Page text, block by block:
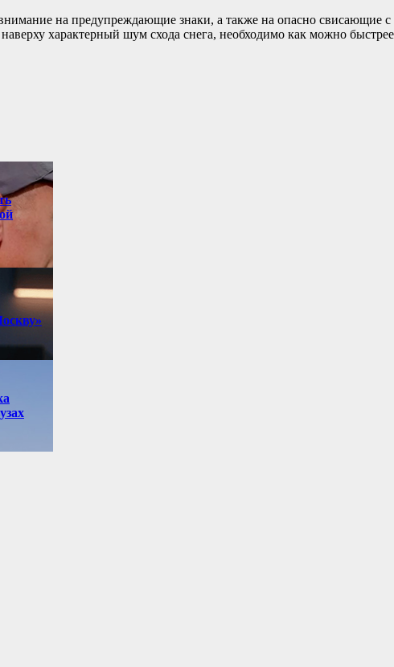
на предупреждающие знаки, а также на опасно свисающие
характерный шум схода снега, необходимо как можно